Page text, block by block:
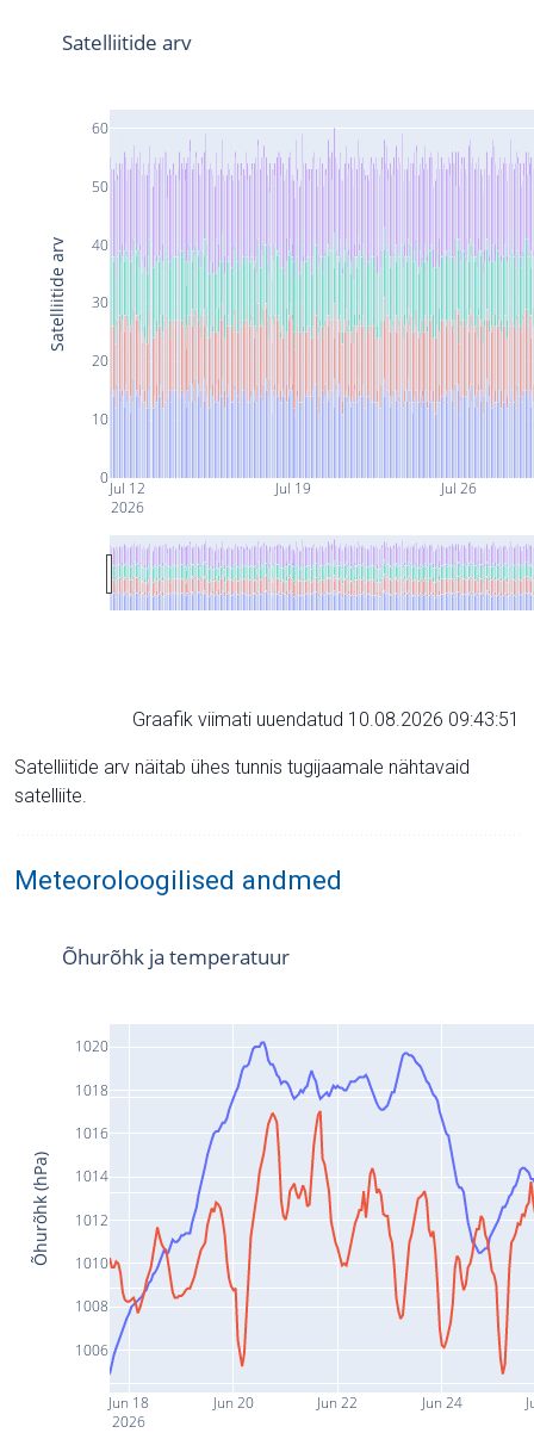
Jul 12
2026
Jul 19 Jul 26
0
10
20
30
40
50
60
Satelliitide arv
Satelliitide arv
Graafik viimati uuendatud 10.08.2026 09:43:51
Satelliitide arv näitab ühes tunnis tugijaamale nähtavaid
satelliite.
Meteoroloogilised andmed
Jun 18
2026
Jun 20 Jun 22 Jun 24
1006
1008
1010
1012
1014
1016
1018
1020
Õhurõhk ja temperatuur
Õhurõhk (hPa)